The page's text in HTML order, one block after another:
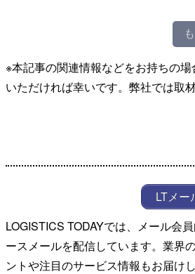
※本記事の関連情報などをお持ちの
いただければ幸いです。弊社では取
LTメー
LOGISTICS TODAYでは、メール会
ースメールを配信しています。業界
ントや注目のサービス情報もお届けし